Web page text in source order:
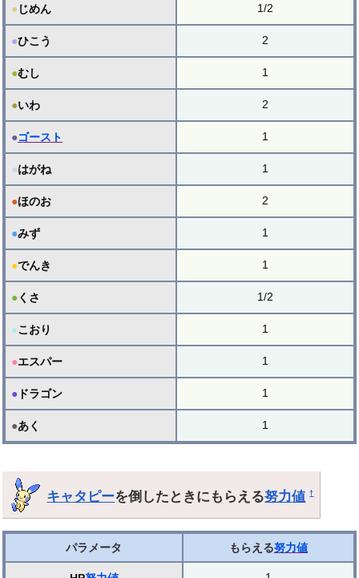
● じめん 1/2
●ひこう 2
●むし 1
●いわ 2
●ゴースト 1
●はがね 1
●ほのお 2
●みず 1
●でんき 1
●くさ 1/2
●こおり 1
●エスパー 1
● ドラゴン 1
●あく 1
キャタピーを倒したときにもらえる努力値 †
パラメータ もらえる努力値